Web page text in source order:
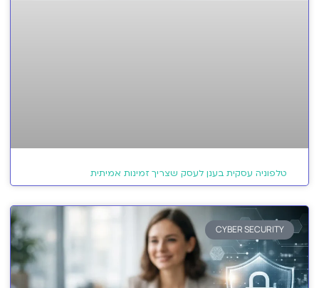
טלפוניה עסקית בענן לעסק שצריך זמינות אמיתית
CYBER SECURITY